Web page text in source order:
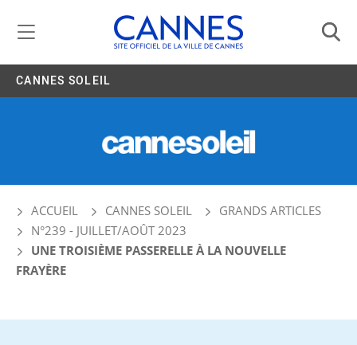
CANNES SOLEIL
ACCUEIL CANNES SOLEIL
GRANDS ARTICLES
N°239 - JUILLET/AOÛT 2023
UNE TROISIÈME PASSERELLE À LA NOUVELLE
FRAYÈRE